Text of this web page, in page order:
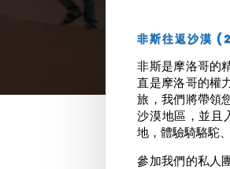
非斯往返沙漠
非斯是摩洛哥的
直是摩洛哥的權
旅，我們將帶領
沙漠地區，並且
地，體驗騎駱駝
參加我們的私人